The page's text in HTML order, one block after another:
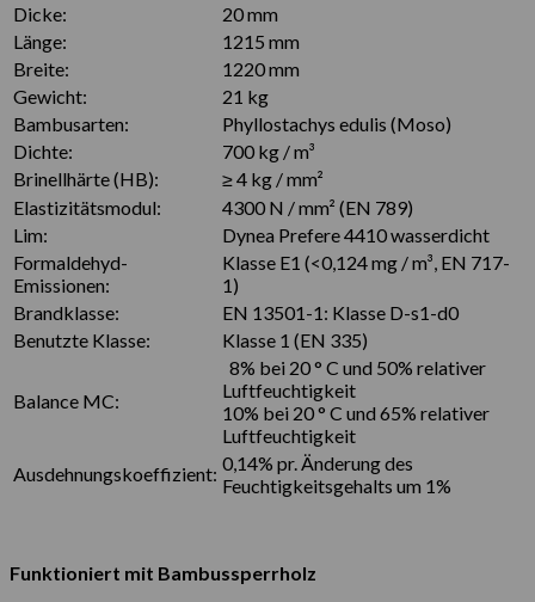
Dicke:
20 mm
Länge:
1215 mm
Breite:
1220 mm
Gewicht:
21 kg
Bambusarten:
Phyllostachys edulis (Moso)
Dichte:
700 kg / m³
Brinellhärte (HB):
≥ 4 kg / mm²
Elastizitätsmodul:
4300 N / mm² (EN 789)
Lim:
Dynea Prefere 4410 wasserdicht
Formaldehyd-
Emissionen:
Klasse E1 (<0,124 mg / m³, EN 717-
1)
Brandklasse:
EN 13501-1: Klasse D-s1-d0
Benutzte Klasse:
Klasse 1 (EN 335)
Balance MC:
8% bei 20 ° C und 50% relativer
Luftfeuchtigkeit
10% bei 20 ° C und 65% relativer
Luftfeuchtigkeit
Ausdehnungskoeffizient: 0,14% pr. Änderung des
Feuchtigkeitsgehalts um 1%
Funktioniert mit Bambussperrholz